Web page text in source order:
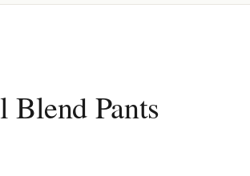
Blend Pants